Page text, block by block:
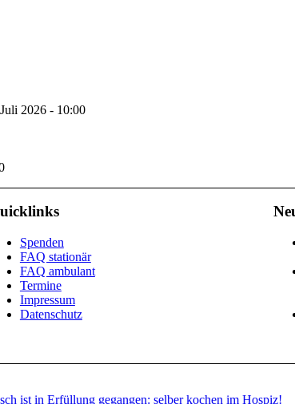
2026 - 10:00
Spenden
FAQ stationär
FAQ ambulant
Termine
Impressum
Datenschutz
ist in Erfüllung gegangen: selber kochen im Hospiz!